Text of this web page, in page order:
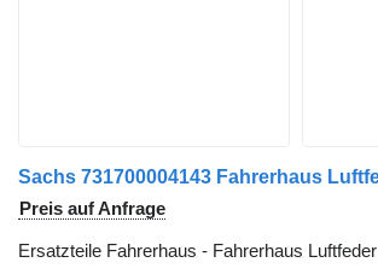
Preis auf Anfrage
Ersatzteile Fahrerhaus - Fahrerhaus Luftfeder